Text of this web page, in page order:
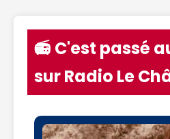
📻 C'est passé
sur Radio Le